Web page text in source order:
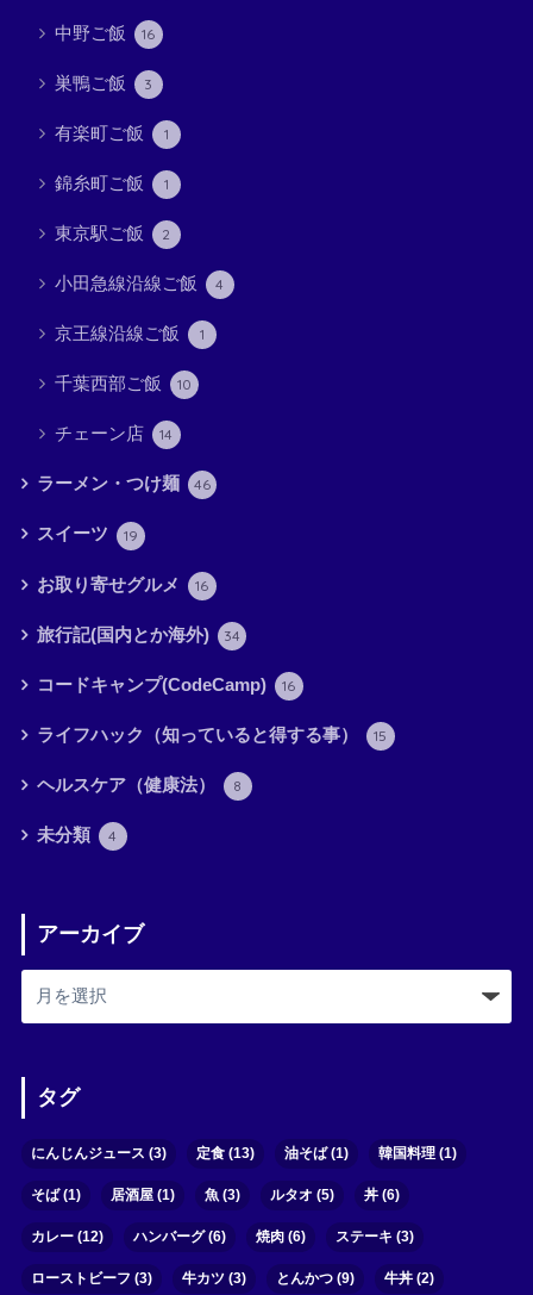
中野ご飯 16
巣鴨ご飯 3
有楽町ご飯 1
錦糸町ご飯 1
東京駅ご飯 2
小田急線沿線ご飯 4
京王線沿線ご飯 1
千葉西部ご飯 10
チェーン店 14
ラーメン・つけ麺 46
スイーツ 19
お取り寄せグルメ 16
旅行記(国内とか海外) 34
コードキャンプ(CodeCamp) 16
ライフハック（知っていると得する事） 15
ヘルスケア（健康法） 8
未分類 4
アーカイブ
タグ
にんじんジュース (3) 定食(13) 油そば(1) 韓国料理(1)
そば(1) 居酒屋(1) 魚(3) ルタオ (5) 丼(6)
カレー(12) ハンバーグ(6) 焼肉(6) ステーキ (3)
ローストビーフ (3) 牛カツ(3) とんかつ(9) 牛丼(2)